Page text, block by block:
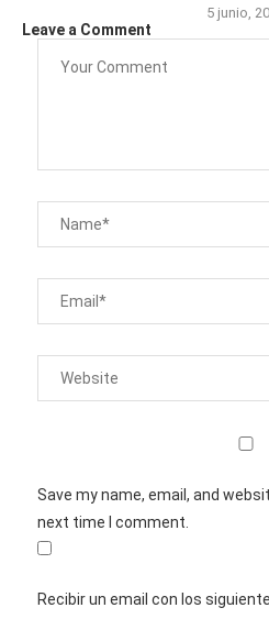
5 junio,
Leave a Comment
Save my name, email, and
next time I comment.
Recibir un email con los